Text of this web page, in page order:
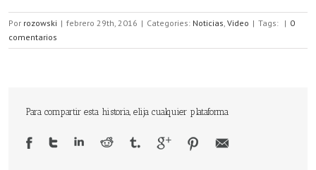
Por rozowski | febrero 29th, 2016 | Categories: Noticias, Video | Tags: | 0
comentarios
Para compartir esta historia, elija cualquier plataforma